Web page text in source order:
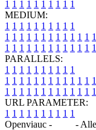
1 1 1 1 1 1 1 1 1 1
MEDIUM:
1 1 1 1 1 1 1 1 1 1
1 1 1 1 1 1 1 1 1 1 1 1 1
1 1 1 1 1 1 1 1 1 1 1 1 1
PARALLELS:
1 1 1 1 1 1 1 1 1 1
1 1 1 1 1 1 1 1 1 1 1 1 1
1 1 1 1 1 1 1 1 1 1 1 1 1
URL PARAMETER:
1 1 1 1 1 1 1 1 1 1
Openviauc -
-